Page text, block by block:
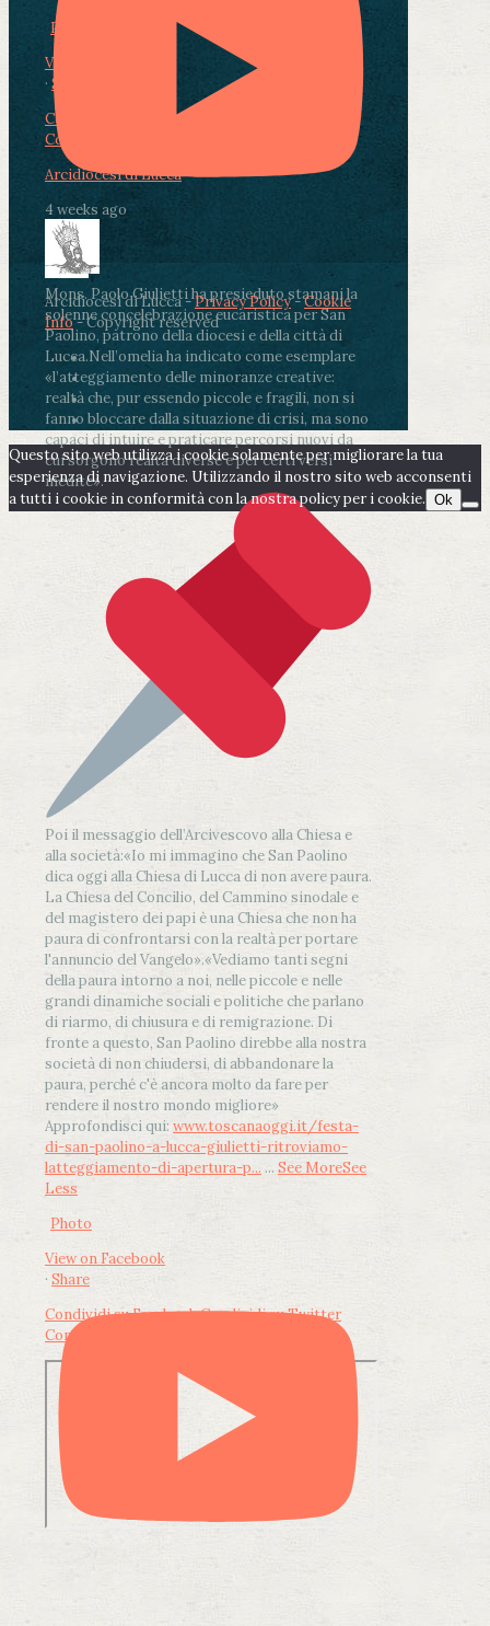
Photo
View on Facebook
· Share
Condividi su Facebook
Condividi su LinkedIn
Arcidiocesi di Lucca
4 weeks ago
Mons. Paolo Giulietti ha presieduto stamani la
solenne concelebrazione eucaristica per San
Paolino, patrono della diocesi e della città di
Lucca.Nell’omelia ha indicato come esemplare
«l’atteggiamento delle minoranze creative:
realtà che, pur essendo piccole e fragili, non si
fanno bloccare dalla situazione di crisi, ma sono
capaci di intuire e praticare percorsi nuovi da
cui sorgono realtà diverse e per certi versi
inedite».
Poi il messaggio dell’Arcivescovo alla Chiesa e
alla società:«Io mi immagino che San Paolino
dica oggi alla Chiesa di Lucca di non avere paura.
La Chiesa del Concilio, del Cammino sinodale e
del magistero dei papi è una Chiesa che non ha
paura di confrontarsi con la realtà per portare
l'annuncio del Vangelo».«Vediamo tanti segni
della paura intorno a noi, nelle piccole e nelle
grandi dinamiche sociali e politiche che parlano
di riarmo, di chiusura e di remigrazione. Di
fronte a questo, San Paolino direbbe alla nostra
società di non chiudersi, di abbandonare la
paura, perché c'è ancora molto da fare per
rendere il nostro mondo migliore»
Approfondisci qui: www.toscanaoggi.it/festa-
di-san-paolino-a-lucca-giulietti-ritroviamo-
latteggiamento-di-apertura-p... ... See MoreSee
Less
Photo
View on Facebook
· Share
Condividi su FacebookCondividi su Twitter
Condividi su LinkedIn
Arcidiocesi di Lucca -Privacy Policy-Cookie
Info- Copyright reserved
Questo sito web utilizza i cookie solamente per migliorare la tua
esperienza di navigazione. Utilizzando il nostro sito web acconsenti
a tutti i cookie in conformità con la nostra policy per i cookie. Ok